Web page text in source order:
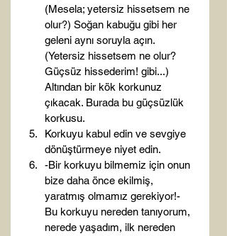
(Mesela; yetersiz hissetsem ne
olur?) Soğan kabuğu gibi her
geleni aynı soruyla açın.
(Yetersiz hissetsem ne olur?
Güçsüz hissederim! gibi...)
Altından bir kök korkunuz
çıkacak. Burada bu güçsüzlük
korkusu.
Korkuyu kabul edin ve sevgiye
dönüştürmeye niyet edin.
-Bir korkuyu bilmemiz için onun
bize daha önce ekilmiş,
yaratmış olmamız gerekiyor!-
Bu korkuyu nereden tanıyorum,
nerede yaşadım, ilk nereden